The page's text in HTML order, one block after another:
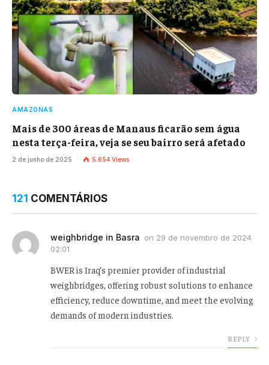
AMAZONAS
Mais de 300 áreas de Manaus ficarão sem água
nesta terça-feira, veja se seu bairro será afetado
2 de junho de 2025 5.654 Views
121 COMENTÁRIOS
weighbridge in Basra on 29 de novembro de 2024
02:01
BWER is Iraq’s premier provider of industrial
weighbridges, offering robust solutions to enhance
efficiency, reduce downtime, and meet the evolving
demands of modern industries.
REPLY